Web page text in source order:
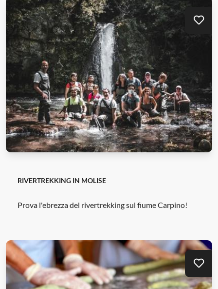
RIVERTREKKING IN MOLISE
Prova l'ebrezza del rivertrekking sul fiume Carpino!